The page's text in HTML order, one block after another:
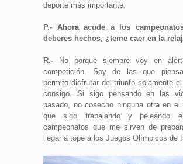
deporte más importante.
P.- Ahora acude a los
deberes hechos, ¿teme caer en la
R.- No porque siempre voy en
competición. Soy de las que
permito disfrutar del triunfo solamente
consigo. Si sigo pensando en las
pasado, no cosecho ninguna otra en
que sigo trabajando y peleando
campeonatos que me sirven de
llegar a tope a los Juegos Olímpicos de